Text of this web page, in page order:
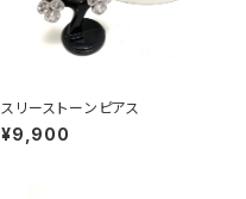
スリーストーンピアス
¥9,900